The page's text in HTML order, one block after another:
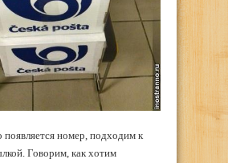
появляется номер, подходим к
Говорим, как хотим